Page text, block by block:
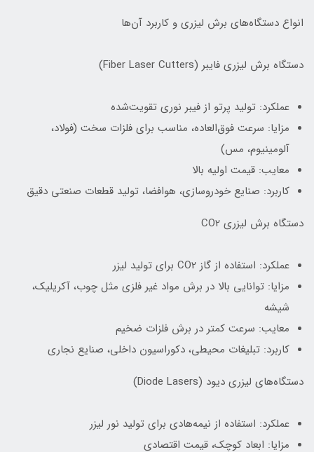
انواع دستگاه‌های برش لیزری و کاربرد آن‌ها
دستگاه برش لیزری فایبر (Fiber Laser Cutters)
عملکرد: تولید پرتو از فیبر نوری تقویت‌شده
مزایا: سرعت فوق‌العاده، مناسب برای فلزات سخت (فولاد،
آلومینیوم، مس)
معایب: قیمت اولیه بالا
کاربرد: صنایع خودروسازی، هوافضا، تولید قطعات صنعتی دقیق
دستگاه برش لیزری CO2
عملکرد: استفاده از گاز CO2 برای تولید لیزر
مزایا: توانایی بالا در برش مواد غیر فلزی مثل چوب، آکریلیک،
شیشه
معایب: سرعت کمتر در برش فلزات ضخیم
کاربرد: تبلیغات محیطی، دکوراسیون داخلی، صنایع نجاری
دستگاه‌های لیزری دیود (Diode Lasers)
عملکرد: استفاده از نیمه‌هادی برای تولید نور لیزر
مزایا: ابعاد کوچک، قیمت اقتصادی